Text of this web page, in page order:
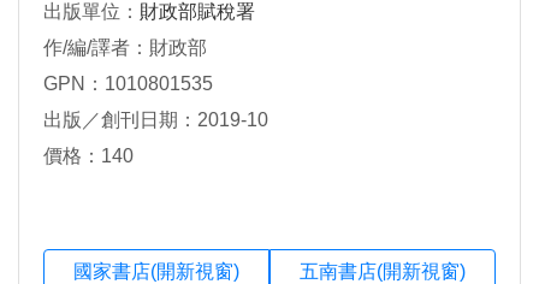
出版單位： 財政部賦稅署
作/編/譯者：財政部
GPN：1010801535
出版／創刊日期：2019-10
價格：140
國家書店(開新視窗) 五南書店(開新視窗)